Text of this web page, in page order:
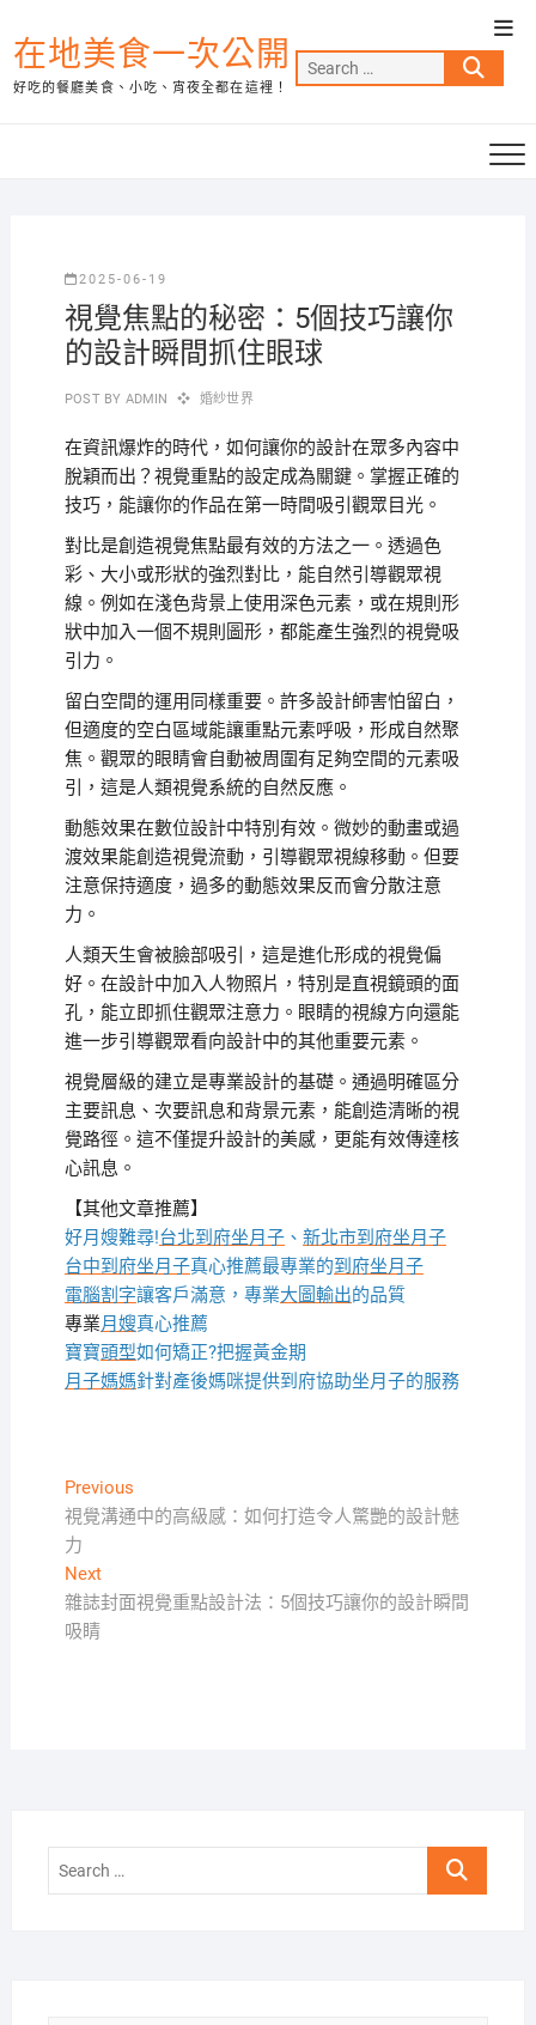
to
content
在地美食一次公開
好吃的餐廳美食、小吃、宵夜全都在這裡！
Search
…
2025-06-19
視覺焦點的秘密：5個技巧讓你
的設計瞬間抓住眼球
POST BY ADMIN 婚紗世界
在資訊爆炸的時代，如何讓你的設計在眾多內容中
脫穎而出？視覺重點的設定成為關鍵。掌握正確的
技巧，能讓你的作品在第一時間吸引觀眾目光。
對比是創造視覺焦點最有效的方法之一。透過色
彩、大小或形狀的強烈對比，能自然引導觀眾視
線。例如在淺色背景上使用深色元素，或在規則形
狀中加入一個不規則圖形，都能產生強烈的視覺吸
引力。
留白空間的運用同樣重要。許多設計師害怕留白，
但適度的空白區域能讓重點元素呼吸，形成自然聚
焦。觀眾的眼睛會自動被周圍有足夠空間的元素吸
引，這是人類視覺系統的自然反應。
動態效果在數位設計中特別有效。微妙的動畫或過
渡效果能創造視覺流動，引導觀眾視線移動。但要
注意保持適度，過多的動態效果反而會分散注意
力。
人類天生會被臉部吸引，這是進化形成的視覺偏
好。在設計中加入人物照片，特別是直視鏡頭的面
孔，能立即抓住觀眾注意力。眼睛的視線方向還能
進一步引導觀眾看向設計中的其他重要元素。
視覺層級的建立是專業設計的基礎。通過明確區分
主要訊息、次要訊息和背景元素，能創造清晰的視
覺路徑。這不僅提升設計的美感，更能有效傳達核
心訊息。
【其他文章推薦】
好月嫂難尋!台北到府坐月子、 新北市到府坐月子
台中到府坐月子真心推薦最專業的到府坐月子
電腦割字讓客戶滿意，專業大圖輸出的品質
專業月嫂真心推薦
寶寶頭型如何矯正?把握黃金期
月子媽媽針對產後媽咪提供到府協助坐月子的服務
文
章
導
覽
PreviousPrevious
post:
視覺溝通中的高級感：如何打造令人驚艷的設計魅
力
NextNext
post:
雜誌封面視覺重點設計法：5個技巧讓你的設計瞬間
吸睛
Search